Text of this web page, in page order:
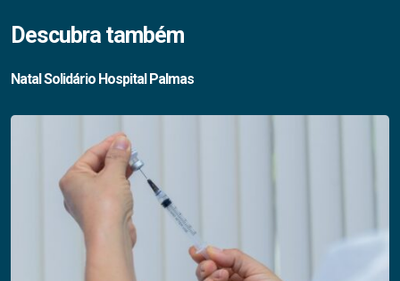
Descubra também
Natal Solidário Hospital Palmas